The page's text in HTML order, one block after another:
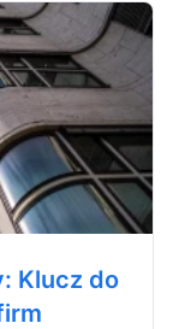
Klucz do